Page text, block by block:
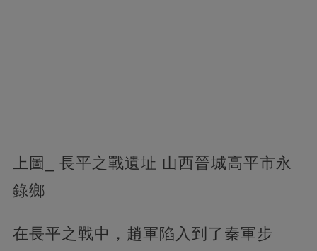
上圖_ 長平之戰遺址 山西晉城高平市永
錄鄉
在長平之戰中，趙軍陷入到了秦軍步